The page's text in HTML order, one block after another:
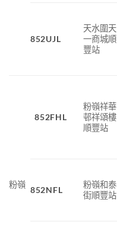
852UJL
天水圍天
一商城順
豐站
粉嶺
852FHL
粉嶺祥華
邨祥頌樓
順豐站
852NFL
粉嶺和泰
街順豐站